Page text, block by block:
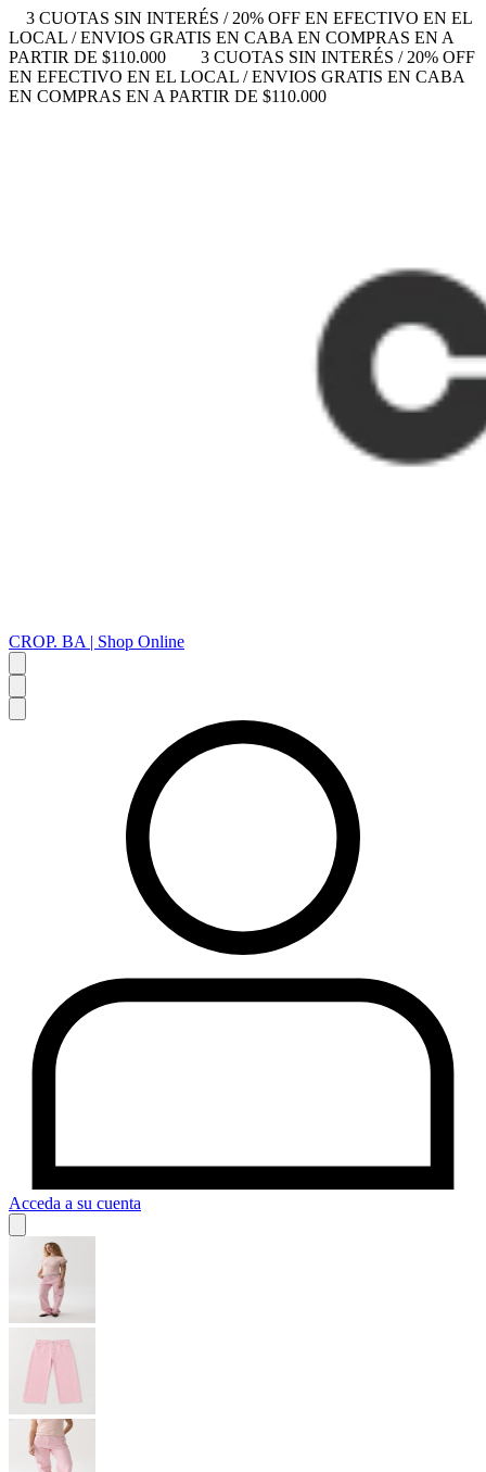
3 CUOTAS SIN INTERÉS / 20% OFF EN EFECTIVO EN EL
LOCAL / ENVIOS GRATIS EN CABA EN COMPRAS EN A
PARTIR DE $110.000
3 CUOTAS SIN INTERÉS / 20% OFF
EN EFECTIVO EN EL LOCAL / ENVIOS GRATIS EN CABA
EN COMPRAS EN A PARTIR DE $110.000
CROP. BA | Shop Online
Acceda a su cuenta